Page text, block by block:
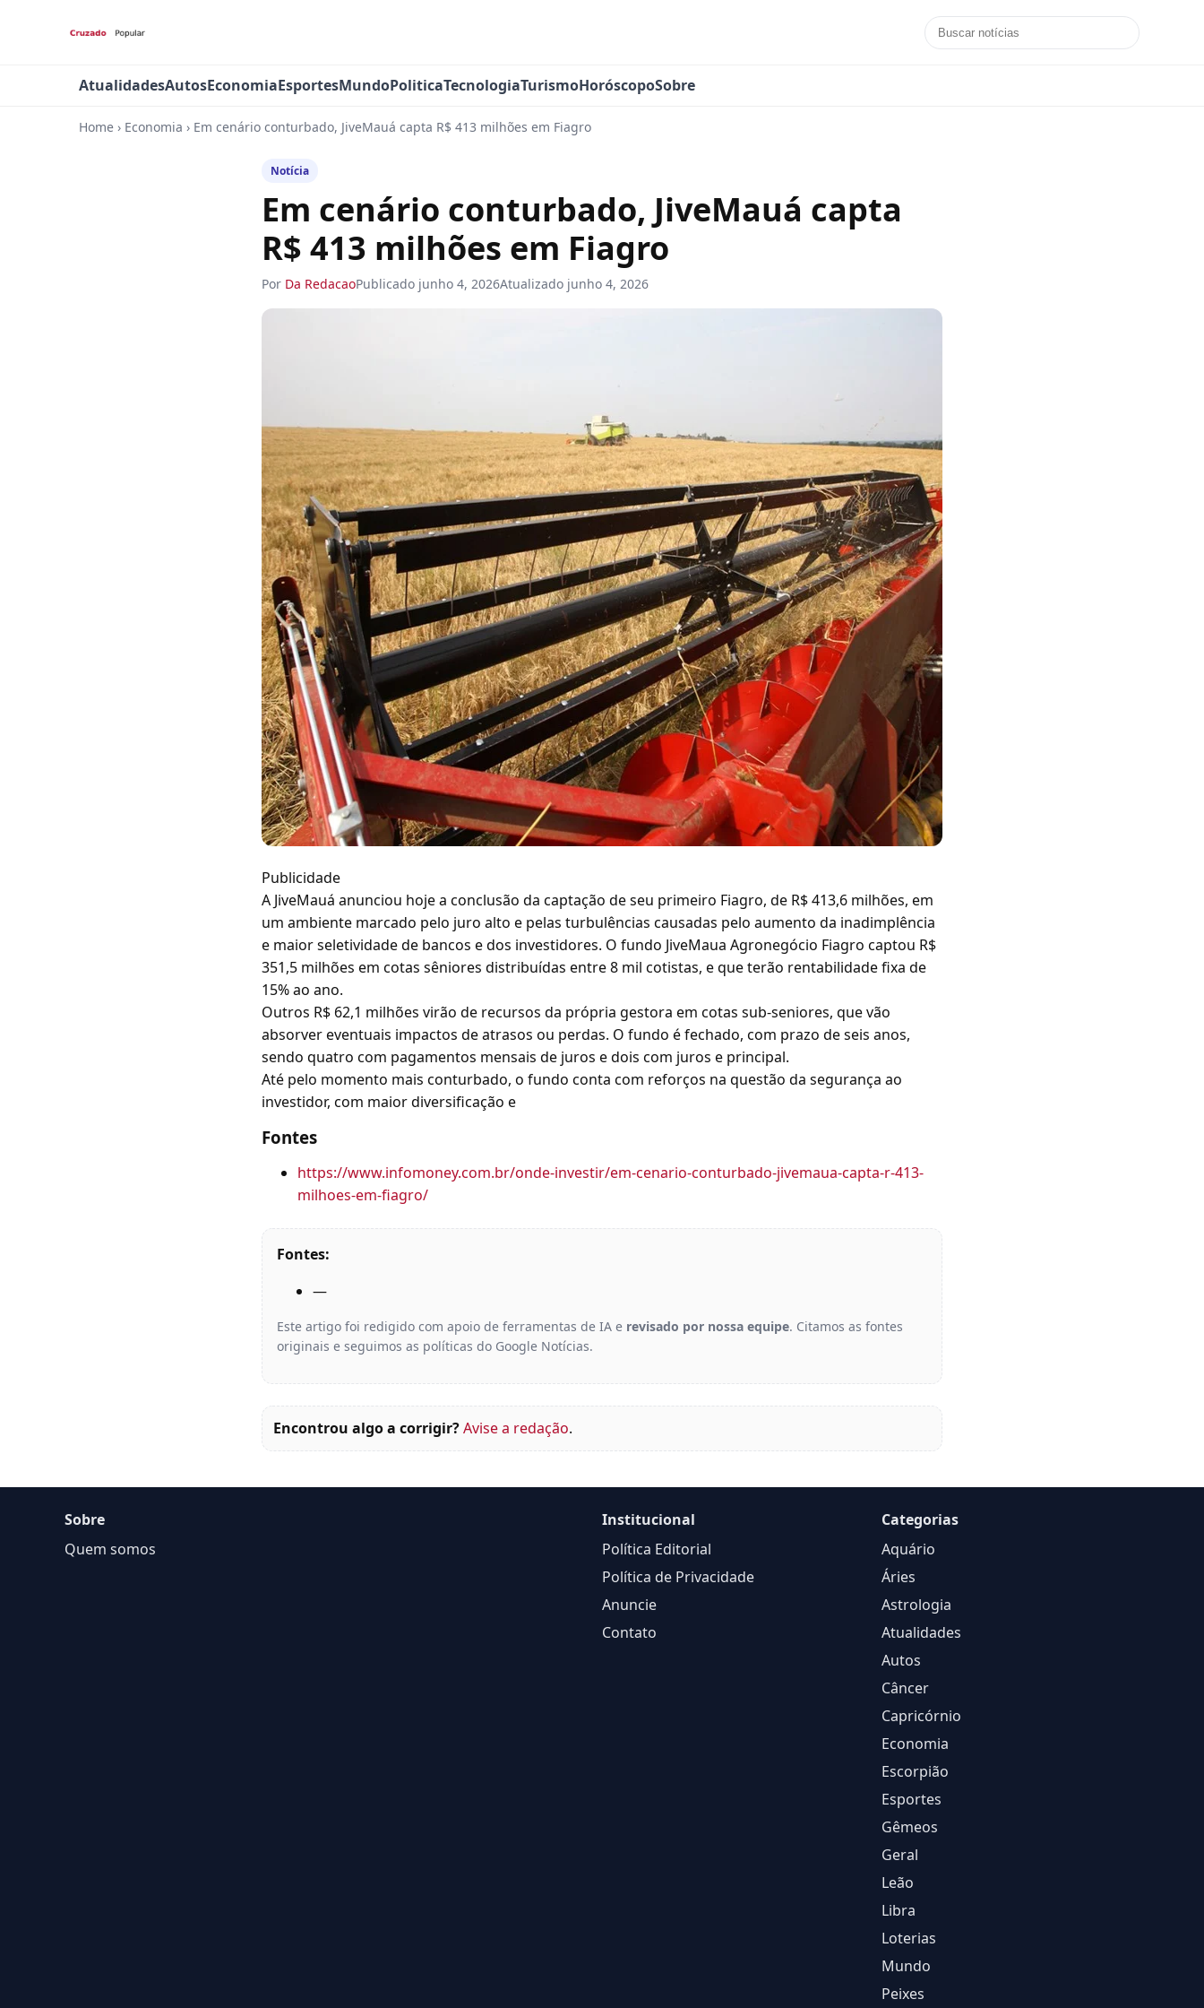
AtualidadesAutosEconomiaEsportesMundoPoliticaTecnologiaTurismoHoróscopoSobre
Home › Economia › Em cenário conturbado, JiveMauá capta R$ 413 milhões em Fiagro
Notícia
Em cenário conturbado, JiveMauá capta
R$ 413 milhões em Fiagro
Por Da RedacaoPublicado junho 4, 2026Atualizado junho 4, 2026
Publicidade
A JiveMauá anunciou hoje a conclusão da captação de seu primeiro Fiagro, de R$ 413,6 milhões, em
um ambiente marcado pelo juro alto e pelas turbulências causadas pelo aumento da inadimplência
e maior seletividade de bancos e dos investidores. O fundo JiveMaua Agronegócio Fiagro captou R$
351,5 milhões em cotas sêniores distribuídas entre 8 mil cotistas, e que terão rentabilidade fixa de
15% ao ano.
Outros R$ 62,1 milhões virão de recursos da própria gestora em cotas sub-seniores, que vão
absorver eventuais impactos de atrasos ou perdas. O fundo é fechado, com prazo de seis anos,
sendo quatro com pagamentos mensais de juros e dois com juros e principal.
Até pelo momento mais conturbado, o fundo conta com reforços na questão da segurança ao
investidor, com maior diversificação e
Fontes
https://www.infomoney.com.br/onde-investir/em-cenario-conturbado-jivemaua-capta-r-413-
milhoes-em-fiagro/
Fontes:
—
Este artigo foi redigido com apoio de ferramentas de IA e revisado por nossa equipe. Citamos as fontes
originais e seguimos as políticas do Google Notícias.
Encontrou algo a corrigir?Avise a redação.
Sobre
Quem somos
Institucional
Política Editorial
Política de Privacidade
Anuncie
Contato
Categorias
Aquário
Áries
Astrologia
Atualidades
Autos
Câncer
Capricórnio
Economia
Escorpião
Esportes
Gêmeos
Geral
Leão
Libra
Loterias
Mundo
Peixes